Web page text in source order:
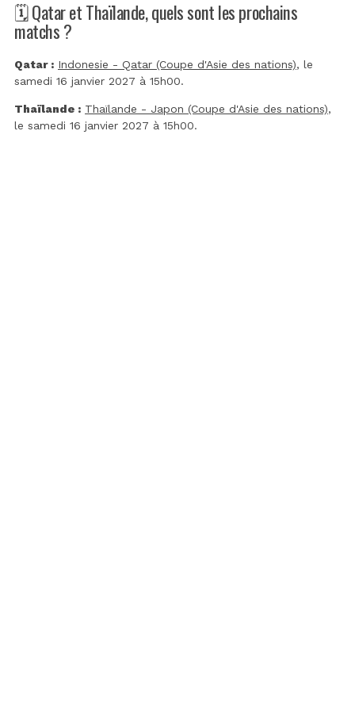
🗓️ Qatar et Thaïlande, quels sont les prochains
matchs ?
Qatar : Indonesie - Qatar (Coupe d'Asie des nations), le
samedi 16 janvier 2027 à 15h00.
Thaïlande : Thaïlande - Japon (Coupe d'Asie des nations),
le samedi 16 janvier 2027 à 15h00.